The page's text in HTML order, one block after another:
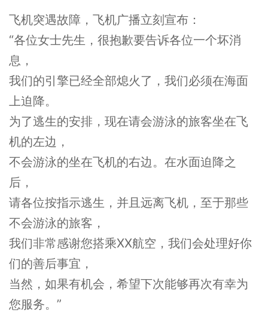
飞机突遇故障，飞机广播立刻宣布：
“各位女士先生，很抱歉要告诉各位一个坏消
息，
我们的引擎已经全部熄火了，我们必须在海面
上迫降。
为了逃生的安排，现在请会游泳的旅客坐在飞
机的左边，
不会游泳的坐在飞机的右边。在水面迫降之
后，
请各位按指示逃生，并且远离飞机，至于那些
不会游泳的旅客，
我们非常感谢您搭乘XX航空，我们会处理好你
们的善后事宜，
当然，如果有机会，希望下次能够再次有幸为
您服务。”